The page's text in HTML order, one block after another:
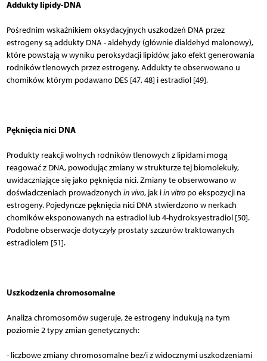
Addukty lipidy-DNA
Pośrednim wskaźnikiem oksydacyjnych uszkodzeń DNA przez
estrogeny są addukty DNA - aldehydy (głównie dialdehyd malonowy),
które powstają w wyniku peroksydacji lipidów, jako efekt generowania
rodników tlenowych przez estrogeny. Addukty te obserwowano u
chomików, którym podawano DES [47, 48] i estradiol [49].
Pęknięcia nici DNA
Produkty reakcji wolnych rodników tlenowych z lipidami mogą
reagować z DNA, powodując zmiany w strukturze tej biomolekuły,
uwidaczniające się jako pęknięcia nici. Zmiany te obserwowano w
doświadczeniach prowadzonych in vivo, jak iin vitropo ekspozycji na
estrogeny. Pojedyncze pęknięcia nici DNA stwierdzono w nerkach
chomików eksponowanych na estradiol lub 4-hydroksyestradiol [50].
Podobne obserwacje dotyczyły prostaty szczurów traktowanych
estradiolem [51].
Uszkodzenia chromosomalne
Analiza chromosomów sugeruje, że estrogeny indukują na tym
poziomie 2 typy zmian genetycznych:
- liczbowe zmiany chromosomalne bez/i z widocznymi uszkodzeniami